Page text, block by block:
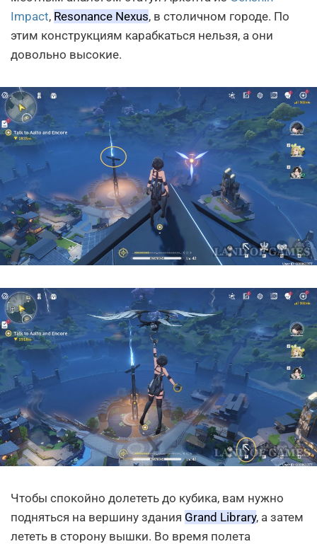
Impact, Resonance Nexus, в столичном городе. По
этим конструкциям карабкаться нельзя, а они
довольно высокие.
Чтобы спокойно долететь до кубика, вам нужно
подняться на вершину здания Grand Library, а затем
лететь в сторону вышки. Во время полета